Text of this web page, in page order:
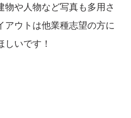
や人物など写真も多用さ
アウトは他業種志望の方に
いです！